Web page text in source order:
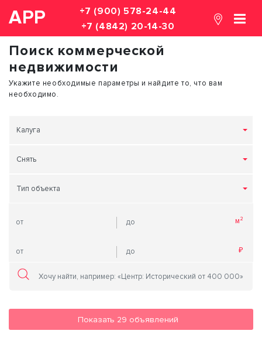
АРР
+7 (900) 578-24-44
+7 (4842) 20-14-30
Поиск коммерческой
недвижимости
Укажите необходимые параметры и найдите то, что вам
необходимо.
Калуга
Снять
Тип объекта
Показать 29 объявлений